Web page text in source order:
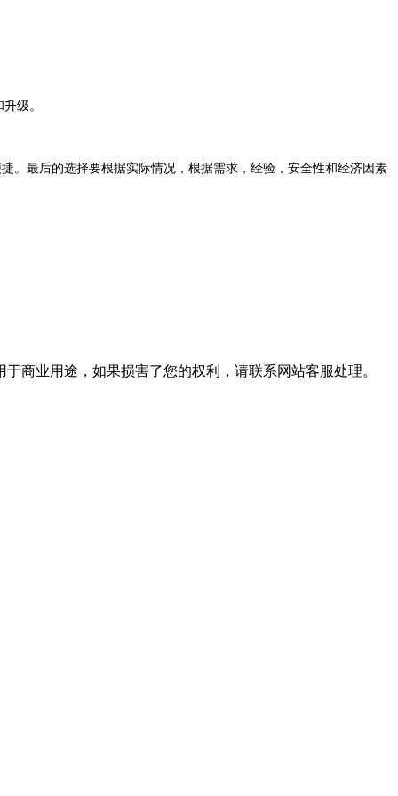
级。
。最后的选择要根据实际情况，根据需求，经验，安全性和经济因素
商业用途，如果损害了您的权利，请联系网站客服处理。